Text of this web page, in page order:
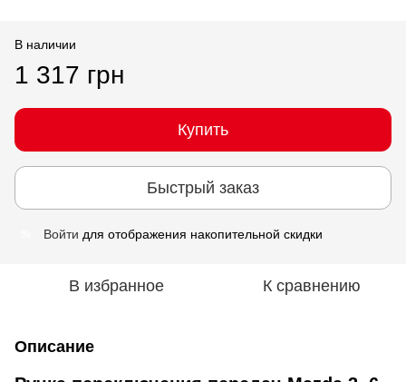
В наличии
1 317 грн
Купить
Быстрый заказ
Войти для отображения накопительной скидки
В избранное К сравнению
Описание